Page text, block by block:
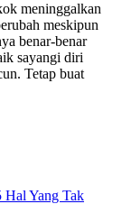
meninggalkan
meskipun
benar-benar
sayangi diri
Tetap buat
Hal Yang Tak